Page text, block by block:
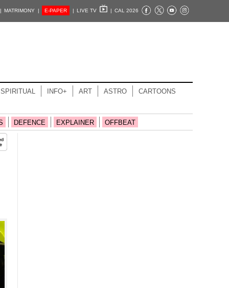
MATRIMONY | E-PAPER | LIVE TV | CAL 2026
SPIRITUAL INFO+ ART ASTRO CARTOONS
DEFENCE EXPLAINER OFFBEAT